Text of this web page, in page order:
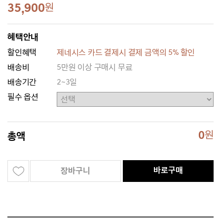
35,900원
혜택안내
할인혜택
제네시스 카드 결제시 결제 금액의 5% 할인
배송비
5만원 이상 구매시 무료
배송기간
2~3일
필수 옵션
총액 0원
장바구니 바로구매